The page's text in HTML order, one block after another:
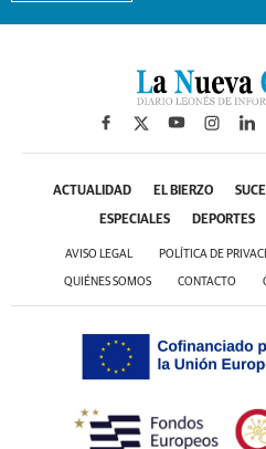
ACTUALIDAD EL BIERZO
ESPECIALES DEPORTES
AVISO LEGAL POLÍTICA DE
QUIÉNES SOMOS CONTACTO